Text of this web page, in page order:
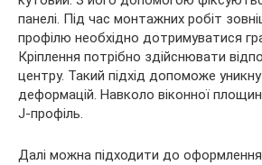
панелі. Під час монтажних робіт
профілю необхідно дотримуватися
Кріплення потрібно здійснювати
центру. Такий підхід допоможе
деформацій. Навколо віконної
J-профіль.
Далі можна підходити до оформлення